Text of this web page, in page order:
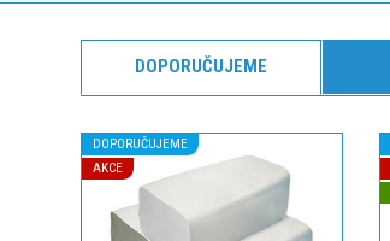
DOPORUČUJEME
DOPORUČUJEME
AKCE